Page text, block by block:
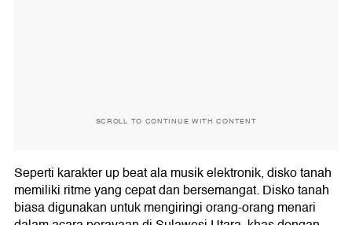
SCROLL TO CONTINUE WITH CONTENT
Seperti karakter up beat ala musik elektronik, disko tanah
memiliki ritme yang cepat dan bersemangat. Disko tanah
biasa digunakan untuk mengiringi orang-orang menari